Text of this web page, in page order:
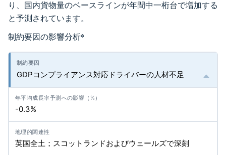
り、国内貨物量のベースラインが年間中一桁台で増加する
と予測されています。
制約要因の影響分析*
GDPコンプライアンス対応ドライバーの人材不足
-0.3%
英国全土；スコットランドおよびウェールズで深刻